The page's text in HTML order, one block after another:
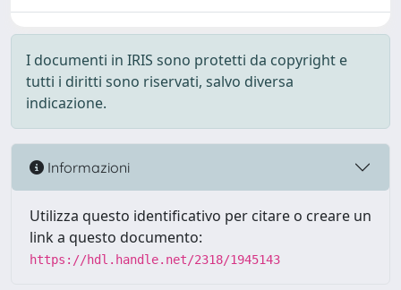
I documenti in IRIS sono protetti da copyright e
tutti i diritti sono riservati, salvo diversa
indicazione.
Informazioni
Utilizza questo identificativo per citare o creare un
link a questo documento:
https://hdl.handle.net/2318/1945143